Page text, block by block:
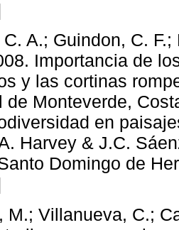
C. A.; Guindon, C.
Importancia de
y las cortinas
de Monteverde,
en
Harvey & J.C.
Domingo de
M.; Villanueva, C.;